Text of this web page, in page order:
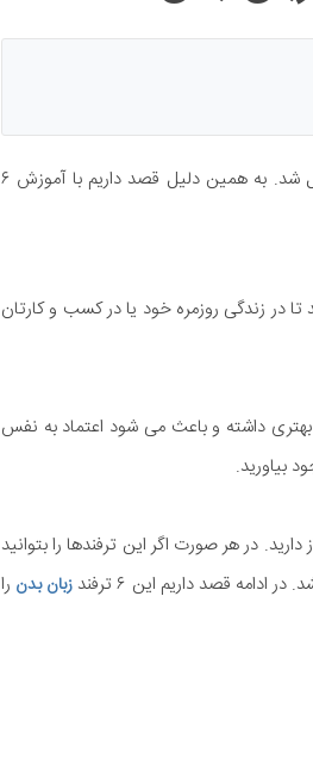
بسیاری از افراد حرفه ای در کسب و کار معتقد هستند که نباید از اهمیت زبان بدن غافل شد. به همین دلیل قصد داریم با آموزش ۶
در زندگی روزمره خود یا در کسب و کارتان
بهتری داشته و باعث می شود اعتماد به نفس
بیاورید.
در هر صورت اگر این ترفندها را بتوانید
قصد داریم این ۶ ترفند
زبان بدن را